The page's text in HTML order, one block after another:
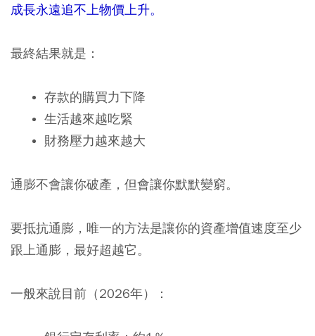
成長永遠追不上物價上升。
最終結果就是：
存款的購買力下降
生活越來越吃緊
財務壓力越來越大
通膨不會讓你破產，但會讓你默默變窮。
要抵抗通膨，唯一的方法是讓你的資產增值速度至少
跟上通膨，最好超越它。
一般來說目前（2026年）：